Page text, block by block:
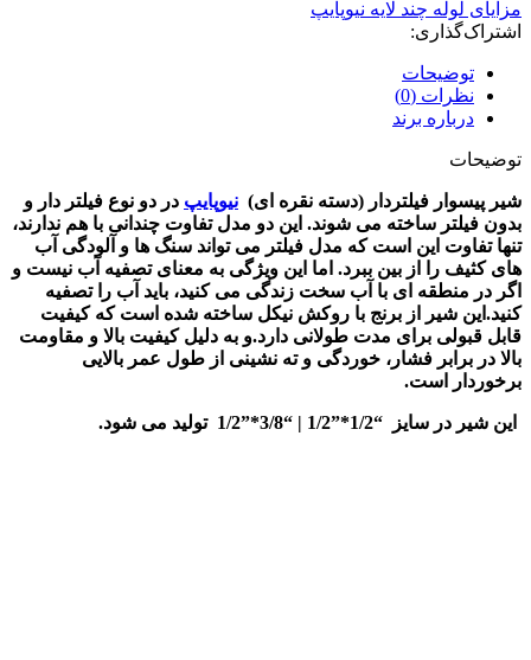
مزایای لوله چند لایه نیوپایپ
اشتراک‌گذاری:
توضیحات
نظرات (0)
درباره برند
توضیحات
شیر پیسوار فیلتردار (دسته نقره ای) نیوپایپ در دو نوع فیلتر دار و
بدون فیلتر ساخته می شوند. این دو مدل تفاوت چندانی با هم ندارند،
تنها تفاوت این است که مدل فیلتر می تواند سنگ ها و آلودگی آب
های کثیف را از بین ببرد. اما این ویژگی به معنای تصفیه آب نیست و
اگر در منطقه ای با آب سخت زندگی می کنید، باید آب را تصفیه
کنید.این شیر از برنج با روکش نیکل ساخته شده است که کیفیت
قابل قبولی برای مدت طولانی دارد.و به دلیل کیفیت بالا و مقاومت
بالا در برابر فشار، خوردگی و ته نشینی از طول عمر بالایی
برخوردار است.
این شیر در سایز “1/2*”1/2 | “3/8*”1/2 تولید می شود.